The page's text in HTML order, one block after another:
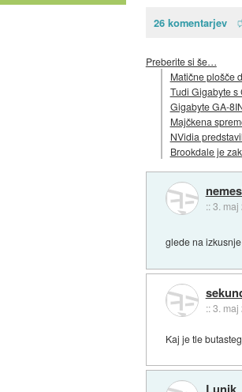
26 komentarjev
Preberite si še…
Matične plošče
Tudi Gigabyte s
Gigabyte GA-
Majčkena
NVidia
Brookdale je
::3. maj
glede na
::3. maj
Kaj je tle